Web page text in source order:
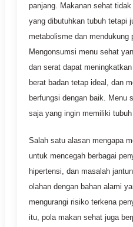
panjang. Makanan sehat
yang dibutuhkan tubuh tetapi
metabolisme dan mendukung
Mengonsumsi menu sehat
dan serat dapat
berat badan tetap ideal, dan
berfungsi dengan baik. Menu
saja yang ingin memiliki
Salah satu alasan mengapa
untuk mencegah berbagai
hipertensi, dan masalah
olahan dengan bahan alami
mengurangi risiko terkena
itu, pola makan sehat juga